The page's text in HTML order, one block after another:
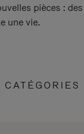
pièces : des
une vie.